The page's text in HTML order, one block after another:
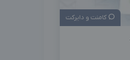
کامنت و دایرکت